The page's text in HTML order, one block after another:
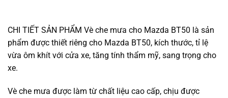
CHI TIẾT SẢN PHẨM Vè che mưa cho Mazda BT50 là sản
phẩm được thiết riêng cho Mazda BT50, kích thước, tỉ lệ
vừa ôm khít với cửa xe, tăng tính thẩm mỹ, sang trọng cho
xe.
Vè che mưa được làm từ chất liệu cao cấp, chịu được